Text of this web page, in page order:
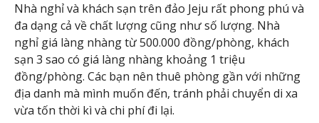
Nhà nghỉ và khách sạn trên đảo Jeju rất phong phú và
đa dạng cả về chất lượng cũng như số lượng. Nhà
nghỉ giá làng nhàng từ 500.000 đồng/phòng, khách
sạn 3 sao có giá làng nhàng khoảng 1 triệu
đồng/phòng. Các bạn nên thuê phòng gần với những
địa danh mà mình muốn đến, tránh phải chuyển di xa
vừa tốn thời kì và chi phí đi lại.